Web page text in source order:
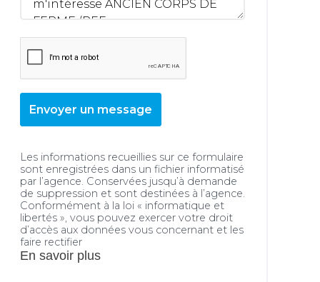
Envoyer un message
Les informations recueillies sur ce formulaire
sont enregistrées dans un fichier informatisé
par l’agence. Conservées jusqu’à demande
de suppression et sont destinées à l’agence.
Conformément à la loi « informatique et
libertés », vous pouvez exercer votre droit
d’accès aux données vous concernant et les
faire rectifier
En savoir plus